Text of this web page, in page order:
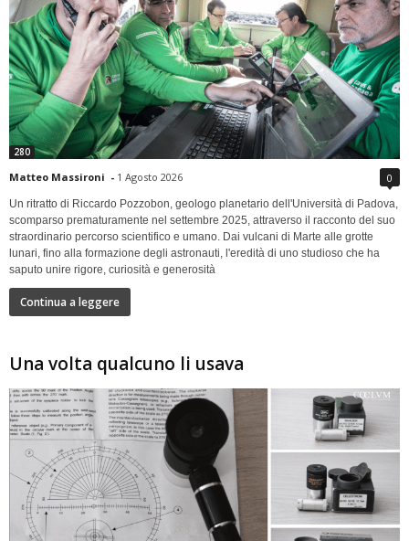
280
Matteo Massironi - 1 Agosto 2026 0
Un ritratto di Riccardo Pozzobon, geologo planetario dell'Università di Padova,
scomparso prematuramente nel settembre 2025, attraverso il racconto del suo
straordinario percorso scientifico e umano. Dai vulcani di Marte alle grotte
lunari, fino alla formazione degli astronauti, l'eredità di uno studioso che ha
saputo unire rigore, curiosità e generosità
Continua a leggere
Una volta qualcuno li usava